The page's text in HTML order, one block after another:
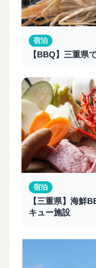
宿泊
【BBQ】三重県
宿泊
【三重県】海鮮
キュー施設